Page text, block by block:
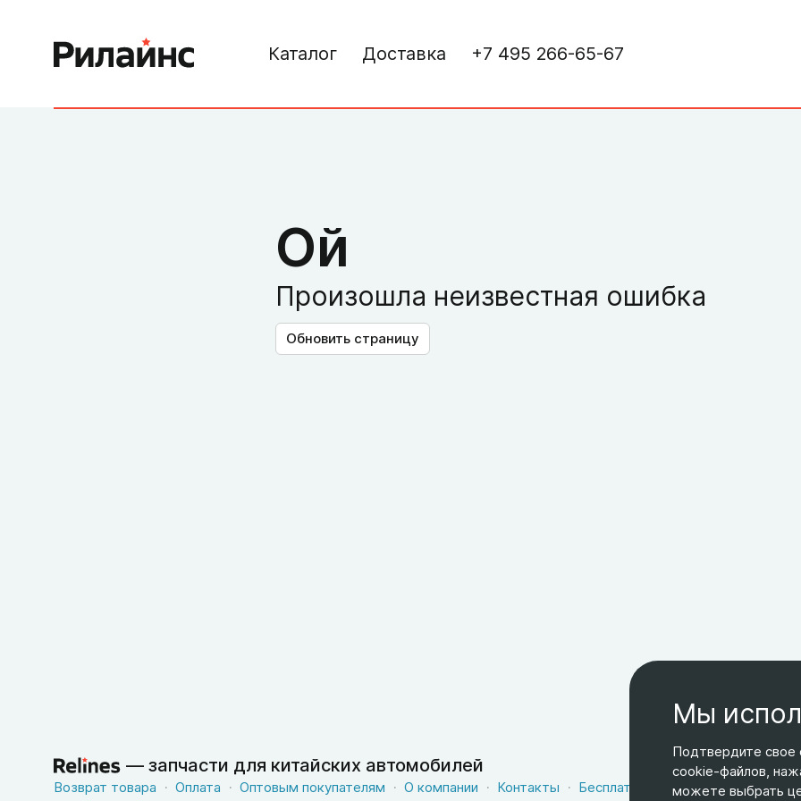
Каталог Доставка +7 495 266-65-67
Ой
Произошла неизвестная ошибка
Обновить страницу
— запчасти для китайских автомобилей
Возврат товара Оплата Оптовым покупателям О компании Контакты Бесплатная доставка
Оферта
Мы
Подтвердите свое
cookie-файлов,
можете выбрать